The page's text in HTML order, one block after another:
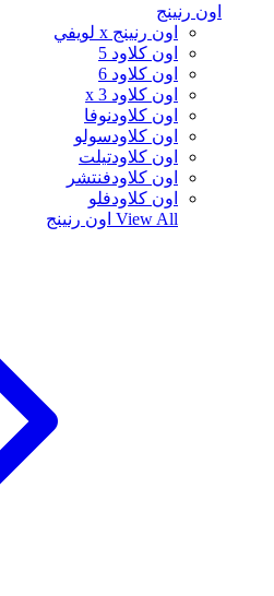
اون رنينج
اون رنينج x لويفي
اون كلاود 5
اون كلاود 6
اون كلاود x 3
اون كلاودنوفا
اون كلاودسولو
اون كلاودتيلت
اون كلاودفنتشر
اون كلاودفلو
View All اون رنينج